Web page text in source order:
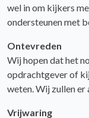
wel in om kijkers
ondersteunen met
Ontevreden
Wij hopen dat het
opdrachtgever of
weten. Wij zullen er
Vrijwaring